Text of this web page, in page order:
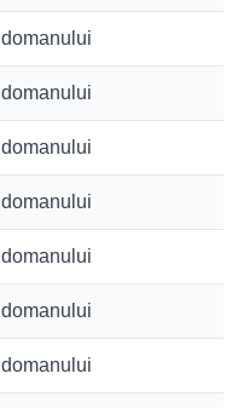
domanului
domanului
domanului
domanului
domanului
domanului
domanului